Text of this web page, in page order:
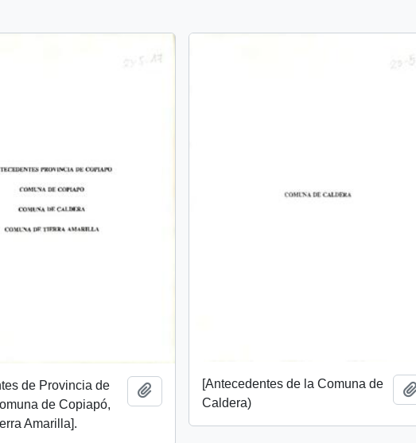
de Provincia de
de Copiapó,
Amarilla].
Añadir al portapapeles
[Antecedentes de la Comuna de
Caldera)